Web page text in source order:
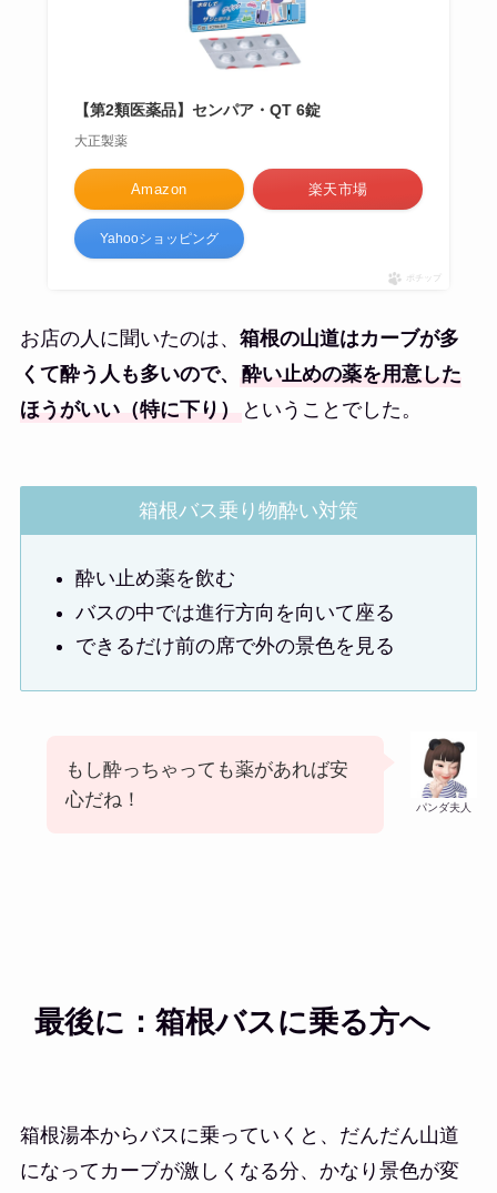
【第2類医薬品】センパア・QT 6錠
大正製薬
Amazon 楽天市場
Yahooショッピング
ポチップ
お店の人に聞いたのは、 箱根の山道はカーブが多
くて酔う人も多いので、
酔い止めの薬を用意した
ほうがいい（特に下り）
ということでした。
箱根バス乗り物酔い対策
酔い止め薬を飲む
バスの中では進行方向を向いて座る
できるだけ前の席で外の景色を見る
パンダ夫人
もし酔っちゃっても薬があれば安
心だね！
最後に：箱根バスに乗る方へ
箱根湯本からバスに乗っていくと、だんだん山道
になってカーブが激しくなる分、かなり景色が変